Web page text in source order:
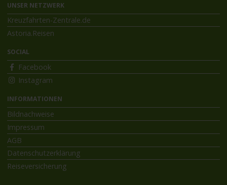
UNSER NETZWERK
Kreuzfahrten-Zentrale.de
Astoria.Reisen
SOCIAL
Facebook
Instagram
INFORMATIONEN
Bildnachweise
Impressum
AGB
Datenschutzerklärung
Reiseversicherung